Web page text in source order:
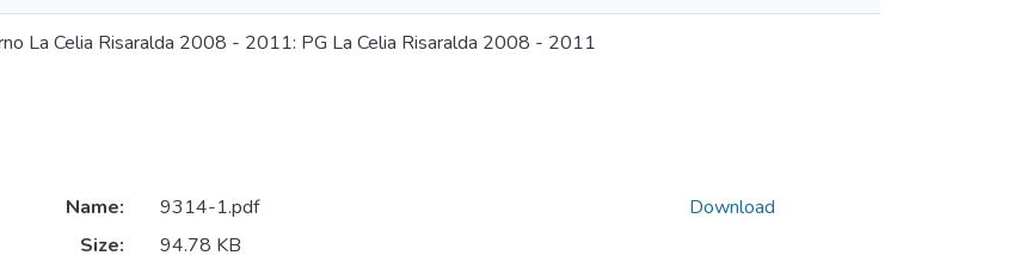
La Celia Risaralda 2008 - 2011: PG La Celia Risaralda 2008 - 2011
Name:
9314-1.pdf
Size:
94.78 KB
Download